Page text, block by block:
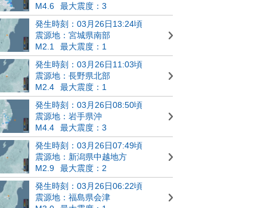
M4.6
最大震度：3
発生時刻：03月26日13:24頃
震源地：宮城県南部
M2.1
最大震度：1
発生時刻：03月26日11:03頃
震源地：長野県北部
M2.4
最大震度：1
発生時刻：03月26日08:50頃
震源地：岩手県沖
M4.4
最大震度：3
発生時刻：03月26日07:49頃
震源地：新潟県中越地方
M2.9
最大震度：2
発生時刻：03月26日06:22頃
震源地：福島県会津